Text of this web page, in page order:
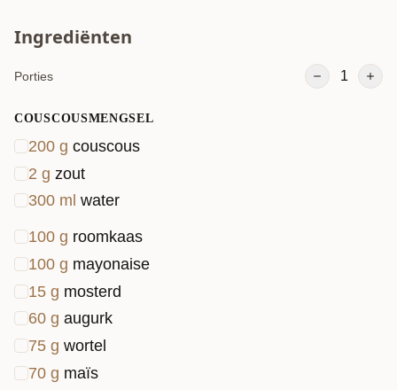
Ingrediënten
Porties 1
COUSCOUSMENGSEL
200 g couscous
2 g zout
300 ml water
100 g roomkaas
100 g mayonaise
15 g mosterd
60 g augurk
75 g wortel
70 g maïs